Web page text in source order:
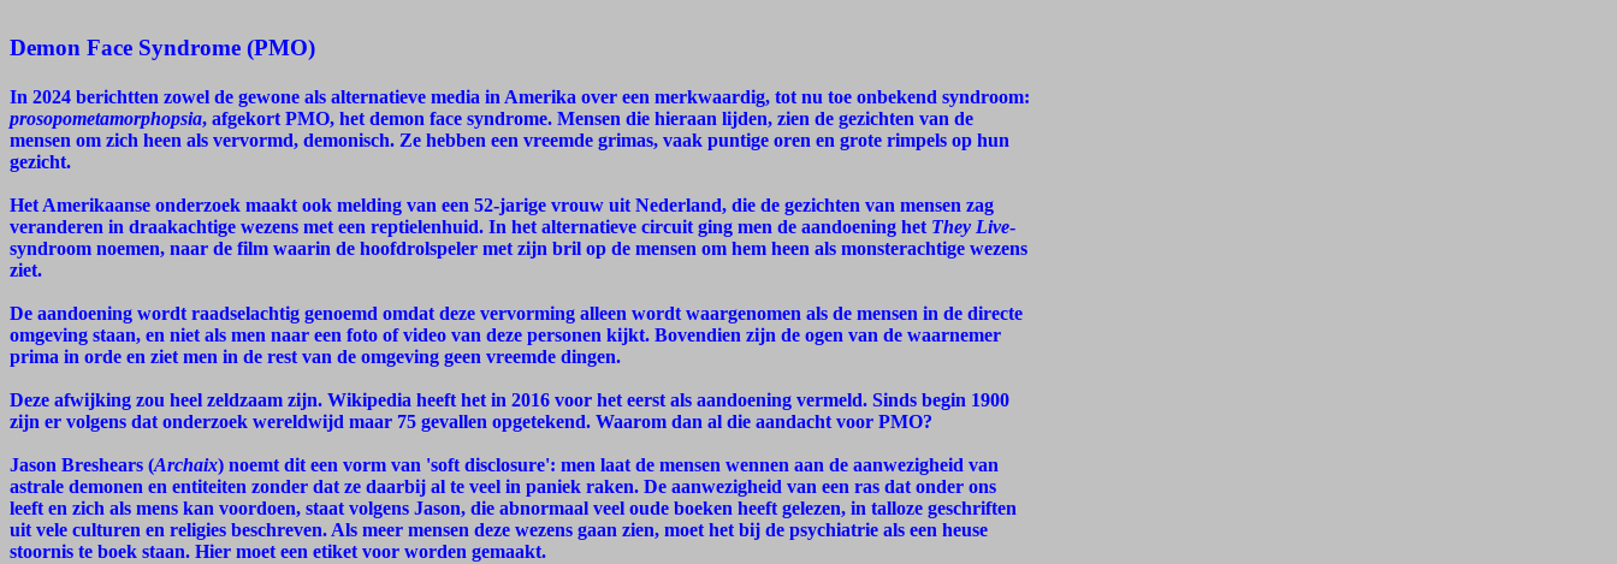
Demon Face Syndrome (PMO)
In 2024 berichtten zowel de gewone als alternatieve media in Amerika over een merkwaardig, tot nu toe onbekend syndroom:
prosopometamorphopsia, afgekort PMO, het demon face syndrome. Mensen die hieraan lijden, zien de gezichten van de
mensen om zich heen als vervormd, demonisch. Ze hebben een vreemde grimas, vaak puntige oren en grote rimpels op hun
gezicht.
Het Amerikaanse onderzoek maakt ook melding van een 52-jarige vrouw uit Nederland, die de gezichten van mensen zag
veranderen in draakachtige wezens met een reptielenhuid. In het alternatieve circuit ging men de aandoening het They Live-
syndroom noemen, naar de film waarin de hoofdrolspeler met zijn bril op de mensen om hem heen als monsterachtige wezens
ziet.
De aandoening wordt raadselachtig genoemd omdat deze vervorming alleen wordt waargenomen als de mensen in de directe
omgeving staan, en niet als men naar een foto of video van deze personen kijkt. Bovendien zijn de ogen van de waarnemer
prima in orde en ziet men in de rest van de omgeving geen vreemde dingen.
Deze afwijking zou heel zeldzaam zijn. Wikipedia heeft het in 2016 voor het eerst als aandoening vermeld. Sinds begin 1900
zijn er volgens dat onderzoek wereldwijd maar 75 gevallen opgetekend. Waarom dan al die aandacht voor PMO?
Jason Breshears (Archaix) noemt dit een vorm van 'soft disclosure': men laat de mensen wennen aan de aanwezigheid van
astrale demonen en entiteiten zonder dat ze daarbij al te veel in paniek raken. De aanwezigheid van een ras dat onder ons
leeft en zich als mens kan voordoen, staat volgens Jason, die abnormaal veel oude boeken heeft gelezen, in talloze geschriften
uit vele culturen en religies beschreven. Als meer mensen deze wezens gaan zien, moet het bij de psychiatrie als een heuse
stoornis te boek staan. Hier moet een etiket voor worden gemaakt.